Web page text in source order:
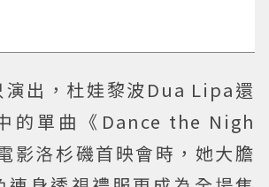
演出，杜娃黎波Dua Lipa還
的單曲《Dance the Nigh
影洛杉磯首映會時，她大膽